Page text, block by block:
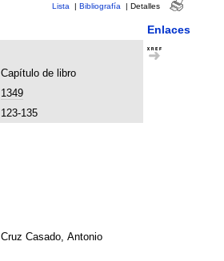
Lista | Bibliografía | Detalles
Enlaces
Capítulo de libro
1349
123-135
Cruz Casado, Antonio